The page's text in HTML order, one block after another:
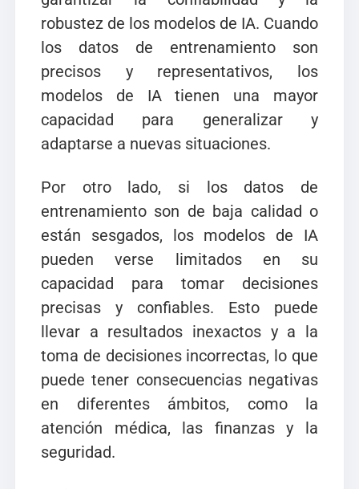
robustez de los modelos de IA. Cuando
los datos de entrenamiento son
precisos y representativos, los
modelos de IA tienen una mayor
capacidad para generalizar y
adaptarse a nuevas situaciones.
Por otro lado, si los datos de
entrenamiento son de baja calidad o
están sesgados, los modelos de IA
pueden verse limitados en su
capacidad para tomar decisiones
precisas y confiables. Esto puede
llevar a resultados inexactos y a la
toma de decisiones incorrectas, lo que
puede tener consecuencias negativas
en diferentes ámbitos, como la
atención médica, las finanzas y la
seguridad.